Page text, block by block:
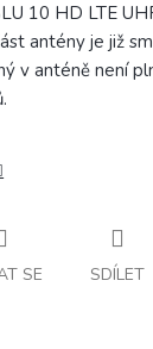
10 HD LTE
antény je již
v anténě není
SE SDÍLET